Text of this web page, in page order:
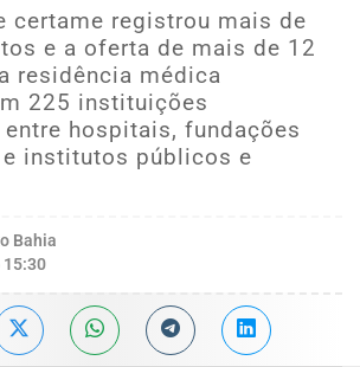
certame registrou mais de
e a oferta de mais de 12
residência médica
225 instituições
hospitais, fundações
institutos públicos e
Bahia